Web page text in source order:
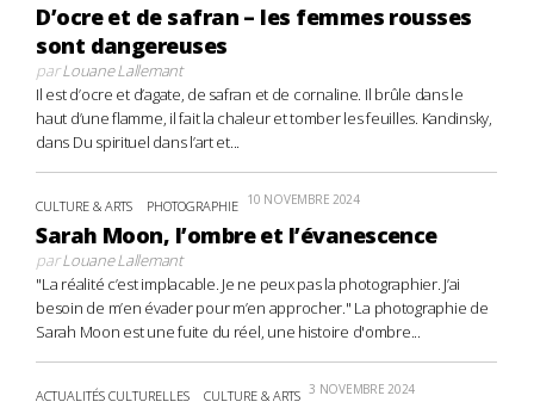
D’ocre et de safran – les femmes rousses
sont dangereuses
parLouane Lallemant
Il est d’ocre et d’agate, de safran et de cornaline. Il brûle dans le
haut d’une flamme, il fait la chaleur et tomber les feuilles. Kandinsky,
dans Du spirituel dans l’art et...
CULTURE & ARTS PHOTOGRAPHIE 10 NOVEMBRE 2024
Sarah Moon, l’ombre et l’évanescence
parLouane Lallemant
"La réalité c’est implacable. Je ne peux pas la photographier. J’ai
besoin de m’en évader pour m’en approcher." La photographie de
Sarah Moon est une fuite du réel, une histoire d'ombre...
ACTUALITÉS CULTURELLES CULTURE & ARTS 3 NOVEMBRE 2024